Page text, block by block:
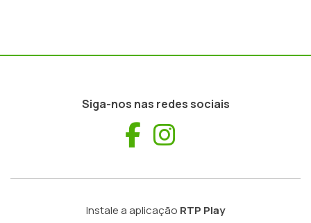
Siga-nos nas redes sociais
Facebook
Instale a aplicação RTP Play